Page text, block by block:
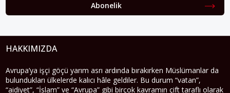
Abonelik
HAKKIMIZDA
Avrupa’ya işçi göçü yarım asrı ardında bırakırken Müslümanlar da
bulundukları ülkelerde kalıcı hâle geldiler. Bu durum “vatan”,
“aidiyet”, “İslam” ve “Avrupa” gibi birçok kavramın çift taraflı olarak